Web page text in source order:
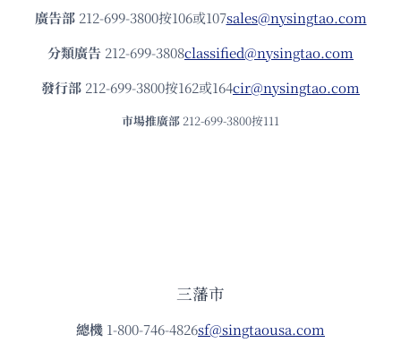
廣告部212-699-3800按106或107sales@nysingtao.com
分類廣告 212-699-3808classified@nysingtao.com
發⾏部 212-699-3800按162或164cir@nysingtao.com
市場推廣部 212-699-3800按111
三藩市
總機 1-800-746-4826sf@singtaousa.com